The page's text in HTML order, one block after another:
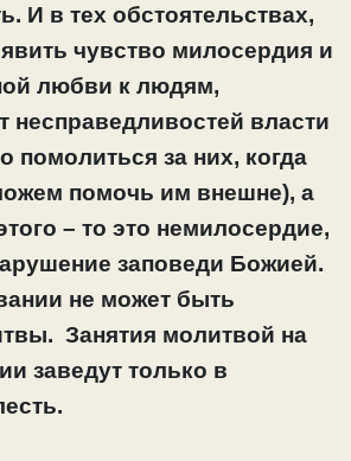
И в тех обстоятельствах,
чувство милосердия и
любви к людям,
несправедливостей власти
помолиться за них, когда
помочь им внешне), а
– то это немилосердие,
заповеди Божией.
не может быть
Занятия молитвой на
заведут только в